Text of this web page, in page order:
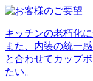
キッチンの老朽化
また、内装の統一
と合わせてカップ
たい。